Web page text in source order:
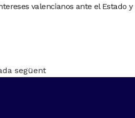
valencianos ante el Estado y
següent